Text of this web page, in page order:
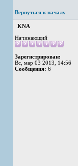
Вернуться к началу
KNA
Начинающий
Зарегистрирован:
Вс, мар 03 2013, 14:56
Сообщения: 6